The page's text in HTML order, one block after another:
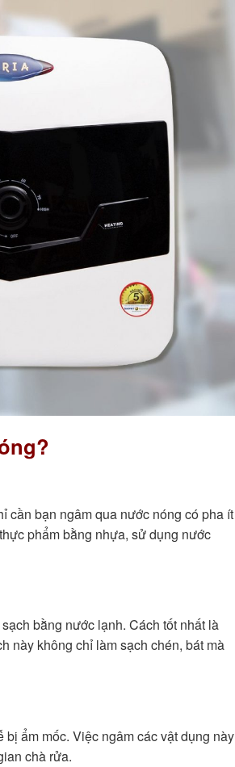
bạn ngâm qua nước nóng có pha ít
phẩm bằng nhựa, sử dụng nước
bằng nước lạnh. Cách tốt nhất là
này không chỉ làm sạch chén, bát mà
ẩm mốc. Việc ngâm các vật dụng này
chà rửa.